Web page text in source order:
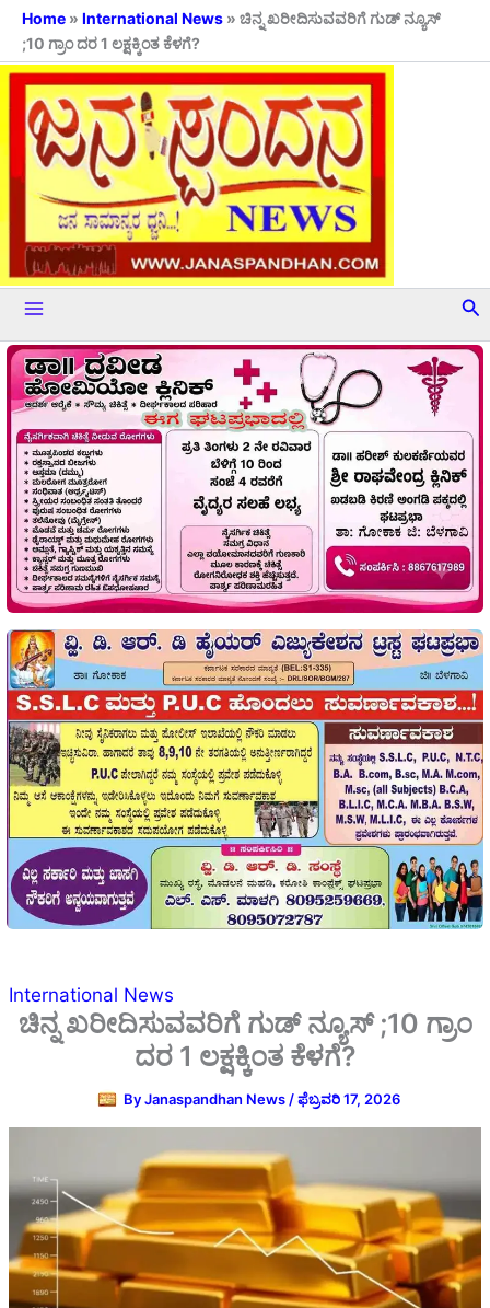
Skip
content
Home » International News » ಚಿನ್ನ ಖರೀದಿಸುವವರಿಗೆ ಗುಡ್ ನ್ಯೂಸ್
;10 ಗ್ರಾಂ ದರ 1 ಲಕ್ಷಕ್ಕಿಂತ ಕೆಳಗೆ?
International News
ಚಿನ್ನ ಖರೀದಿಸುವವರಿಗೆ ಗುಡ್ ನ್ಯೂಸ್ ;10 ಗ್ರಾಂ
ದರ 1 ಲಕ್ಷಕ್ಕಿಂತ ಕೆಳಗೆ?
ByJanaspandhan News /ಫೆಬ್ರವರಿ 17, 2026